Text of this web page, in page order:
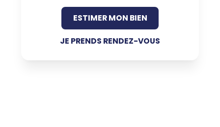
ESTIMER MON BIEN
JE PRENDS RENDEZ-VOUS